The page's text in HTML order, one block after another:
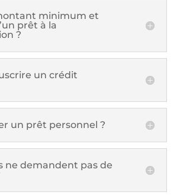
minimum et
prêt à la
?
un crédit
un prêt personnel ?
ne demandent pas de